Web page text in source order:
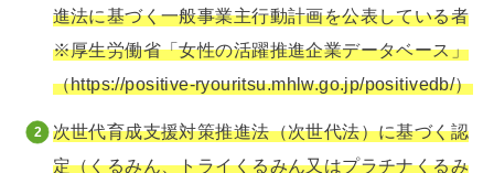
進法に基づく一般事業主行動計画を公表している者
※厚生労働省「女性の活躍推進企業データベース」
（https://positive-ryouritsu.mhlw.go.jp/positivedb/）
次世代育成支援対策推進法（次世代法）に基づく認
定（くるみん、トライくるみん又はプラチナくるみ